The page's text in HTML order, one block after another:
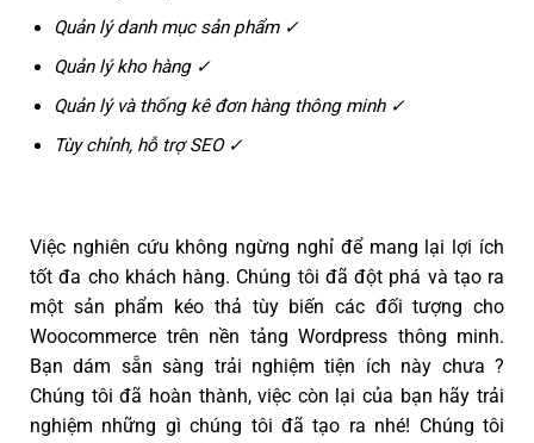
Quản lý danh mục sản phẩm ✓
Quản lý kho hàng ✓
Quản lý và thống kê đơn hàng thông minh ✓
Tùy chỉnh, hỗ trợ SEO ✓
Việc nghiên cứu không ngừng nghỉ để mang lại lợi ích
tốt đa cho khách hàng. Chúng tôi đã đột phá và tạo ra
một sản phẩm kéo thả tùy biến các đối tượng cho
Woocommerce trên nền tảng Wordpress thông minh.
Bạn dám sẵn sàng trải nghiệm tiện ích này chưa ?
Chúng tôi đã hoàn thành, việc còn lại của bạn hãy trải
nghiệm những gì chúng tôi đã tạo ra nhé! Chúng tôi